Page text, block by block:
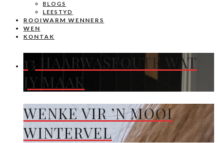
BLOGS
LEESTYD
ROOIWARM WENNERS
WEN
KONTAK
13 HAARWASFOUTE WAT
JY MAAK
WENKE VIR ’N MOOI
WINTERVEL